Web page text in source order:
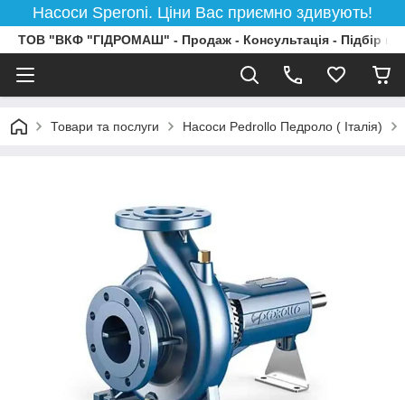
Насоси Speroni. Ціни Вас приємно здивують!
ТОВ "ВКФ "ГІДРОМАШ" - Продаж - Консультація - Підбір
Товари та послуги Насоси Pedrollo Педроло ( Італія)